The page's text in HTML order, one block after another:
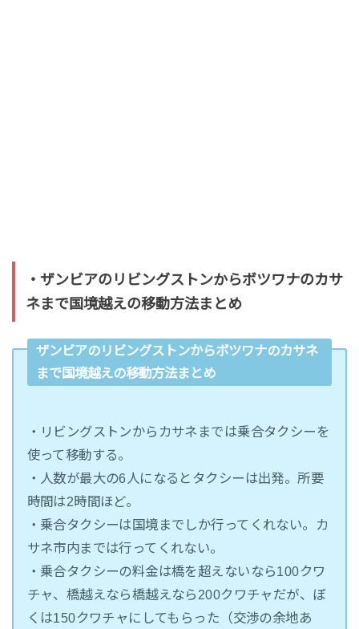
・ザンビアのリビングストンからボツワナのカサ
ネまで国境越えの移動方法まとめ
ザンビアのリビングストンからボツワナのカサネ
まで国境越えの移動方法まとめ
・リビングストンからカサネまでは乗合タクシーを
使って移動する。
・人数が最大の6人になるとタクシーは出発。所要
時間は2時間ほど。
・乗合タクシーは国境までしか行ってくれない。カ
サネ市内までは行ってくれない。
・乗合タクシーの料金は橋を超えないなら100クワ
チャ、橋越えなら橋越えなら200クワチャだが、ぼ
くは150クワチャにしてもらった（交渉の余地あ